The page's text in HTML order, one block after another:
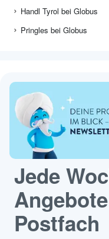
Handl Tyrol bei Globus
Pringles bei Globus
Jede
Postfach